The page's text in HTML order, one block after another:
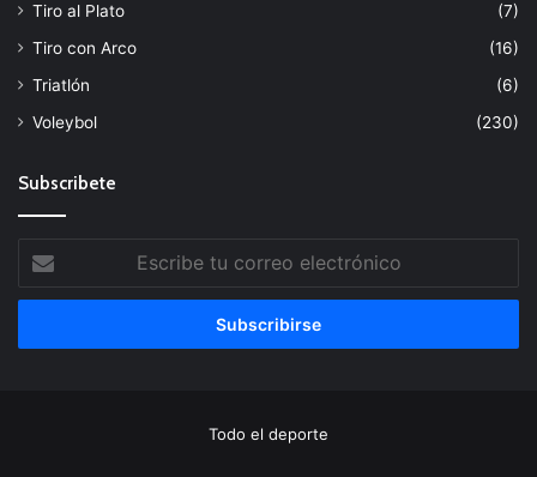
Tiro al Plato
(7)
Tiro con Arco
(16)
Triatlón
(6)
Voleybol
(230)
Subscribete
tu
correo
Todo el deporte